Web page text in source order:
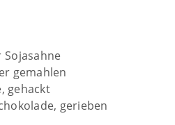
Sojasahne
gemahlen
gehackt
gerieben